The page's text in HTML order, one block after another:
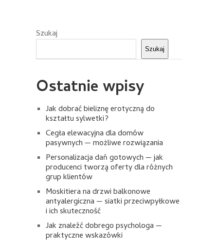
Szukaj
Szukaj
Ostatnie wpisy
Jak dobrać bieliznę erotyczną do
kształtu sylwetki?
Cegła elewacyjna dla domów
pasywnych — możliwe rozwiązania
Personalizacja dań gotowych — jak
producenci tworzą oferty dla różnych
grup klientów
Moskitiera na drzwi balkonowe
antyalergiczna — siatki przeciwpyłkowe
i ich skuteczność
Jak znaleźć dobrego psychologa —
praktyczne wskazówki